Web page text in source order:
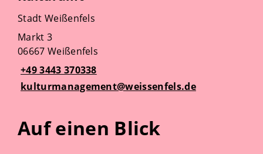
Stadt Weißenfels
Markt 3
06667 Weißenfels
+49 3443 370338
kulturmanagement@weissenfels.de
Auf einen Blick